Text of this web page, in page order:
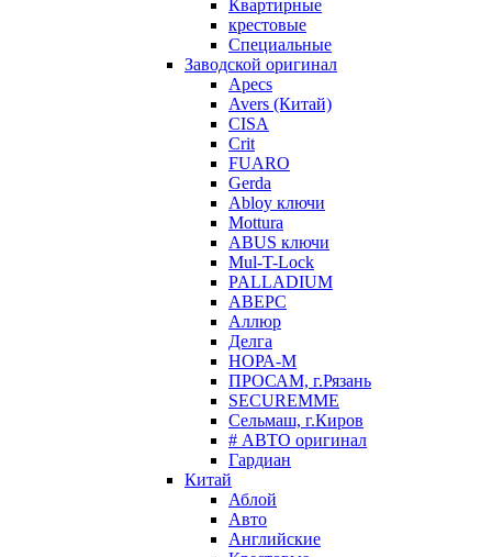
Квартирные
крестовые
Специальные
Заводской оригинал
Apecs
Avers (Китай)
CISA
Crit
FUARO
Gerda
Abloy ключи
Mottura
ABUS ключи
Mul-T-Lock
PALLADIUM
АВЕРС
Аллюр
Делга
НОРА-М
ПРОСАМ, г.Рязань
SECUREMME
Сельмаш, г.Киров
# АВТО оригинал
Гардиан
Китай
Аблой
Авто
Английские